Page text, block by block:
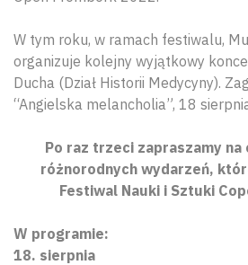
W tym roku, w ramach festiwalu,
organizuje kolejny wyjątkowy
Ducha (Dział Historii Medycyny).
“Angielska melancholia”, 18
Po raz trzeci zapraszamy na
różnorodnych wydarzeń,
Festiwal Nauki i Sztuki
W programie:
18. sierpnia